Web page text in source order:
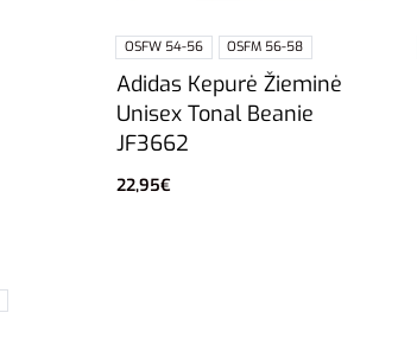
OSFW 54-56 OSFM 56-58
Adidas Kepurė Žieminė
Unisex Tonal Beanie
JF3662
22,95€